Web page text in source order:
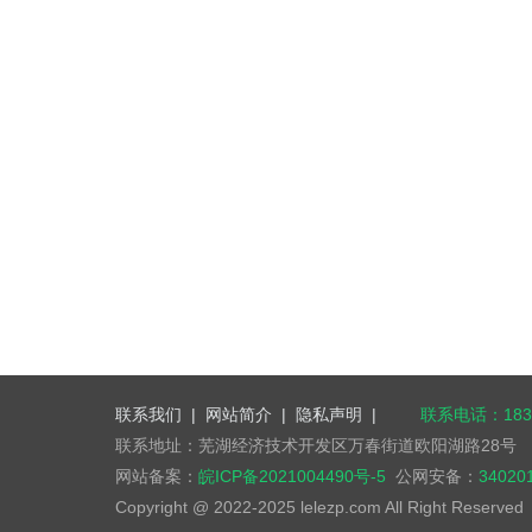
联系我们 | 网站简介 | 隐私声明 |
联系电话：
联系地址：芜湖经济技术开发区万春街道欧阳湖路28号
网站备案： 皖ICP备2021004490号-5 公网安备：
Copyright @ 2022-2025 lelezp.com All Right Reserved